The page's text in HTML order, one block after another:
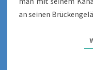
an seinen